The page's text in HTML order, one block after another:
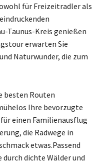
für Freizeitradler als
Taunus-Kreis genießen
erwarten Sie
Naturwunder, die zum
besten Routen
Ihre bevorzugte
einen Familienausflug
die Radwege in
etwas.Passend
dichte Wälder und